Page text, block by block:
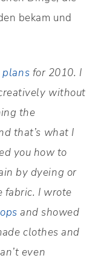
bekam und
plans for 2010. I
without
the
that’s what I
you how to
by dyeing or
fabric. I wrote
and showed
clothes and
even